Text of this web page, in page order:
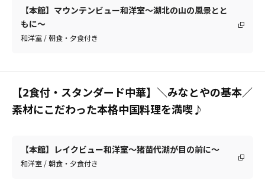
【本館】マウンテンビュー和洋室～湖北の山の風景とと
もに～
和洋室 / 朝食・夕食付き
【2食付・スタンダード中華】＼みなとやの基本／
素材にこだわった本格中国料理を満喫♪
【本館】レイクビュー和洋室～猪苗代湖が目の前に～
和洋室 / 朝食・夕食付き